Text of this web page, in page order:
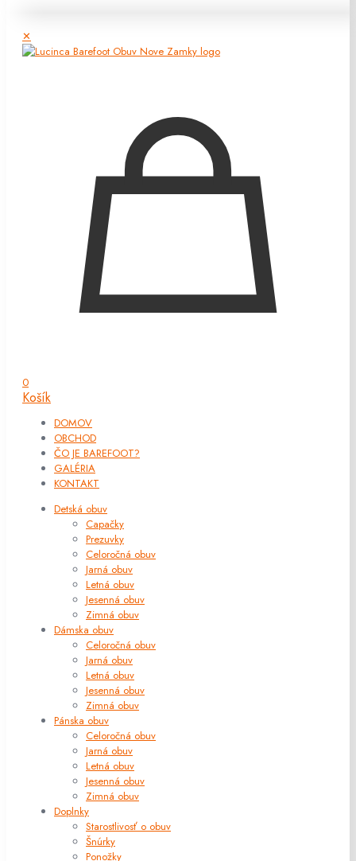
✕
0
Košík
DOMOV
OBCHOD
ČO JE BAREFOOT?
GALÉRIA
KONTAKT
Detská obuv
Capačky
Prezuvky
Celoročná obuv
Jarná obuv
Letná obuv
Jesenná obuv
Zimná obuv
Dámska obuv
Celoročná obuv
Jarná obuv
Letná obuv
Jesenná obuv
Zimná obuv
Pánska obuv
Celoročná obuv
Jarná obuv
Letná obuv
Jesenná obuv
Zimná obuv
Doplnky
Starostlivosť o obuv
Šnúrky
Ponožky